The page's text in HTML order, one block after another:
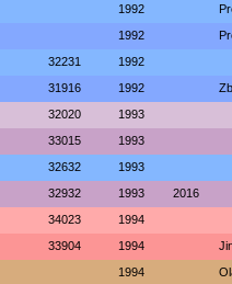
1992
1992
32231 1992
31916 1992
32020 1993
33015 1993
32632 1993
32932 1993 2016
34023 1994
33904 1994
1994